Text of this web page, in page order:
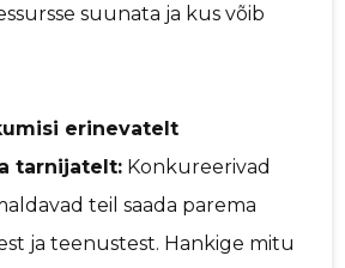
suunata ja kus võib
erinevatelt
tarnijatelt: Konkureerivad
teil saada parema
ja teenustest. Hankige mitu